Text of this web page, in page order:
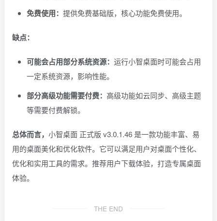
免费使用： 提供免费基础版，核心功能免费使用。
缺点：
可能会占用部分系统资源： 运行小智桌面时可能会占用
一定系统资源，影响性能。
部分高级功能需要付费： 高级功能如云同步、高级主题
等需要付费解锁。
总体而言， 小智桌面 正式版 v3.0.1.46 是一款功能丰富、易
用的桌面美化和优化软件。它可以满足用户对桌面个性化、
优化和实用工具的需求。推荐用户下载体验，打造专属桌面
体验。
THE END